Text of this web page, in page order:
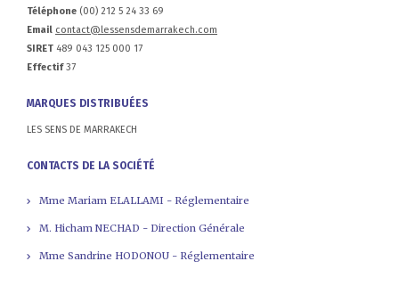
Téléphone (00) 212 5 24 33 69
Email contact@lessensdemarrakech.com
SIRET 489 043 125 000 17
Effectif37
MARQUES DISTRIBUÉES
LES SENS DE MARRAKECH
CONTACTS DE LA SOCIÉTÉ
Mme Mariam ELALLAMI - Réglementaire
M. Hicham NECHAD - Direction Générale
Mme Sandrine HODONOU - Réglementaire